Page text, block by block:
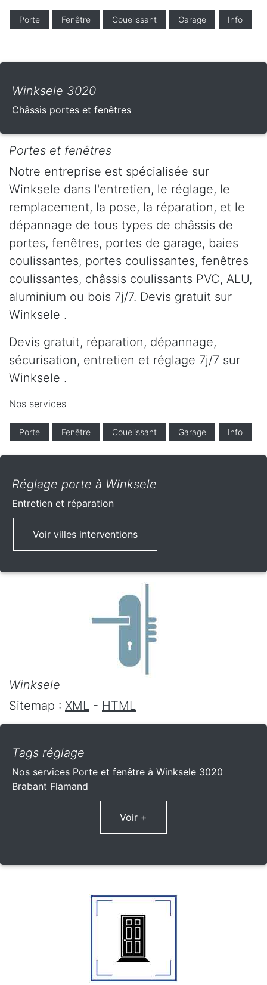
Porte Fenêtre Couelissant Garage Info
Winksele 3020
Châssis portes et fenêtres
Portes et fenêtres
Notre entreprise est spécialisée sur
Winksele dans l'entretien, le réglage, le
remplacement, la pose, la réparation, et le
dépannage de tous types de châssis de
portes, fenêtres, portes de garage, baies
coulissantes, portes coulissantes, fenêtres
coulissantes, châssis coulissants PVC, ALU,
aluminium ou bois 7j/7. Devis gratuit sur
Winksele .
Devis gratuit, réparation, dépannage,
sécurisation, entretien et réglage 7j/7 sur
Winksele .
Nos services
Porte Fenêtre Couelissant Garage Info
Réglage porte à Winksele
Entretien et réparation
Voir villes interventions
Winksele
Sitemap : XML - HTML
Tags réglage
Nos services Porte et fenêtre à Winksele 3020
Brabant Flamand
Voir +